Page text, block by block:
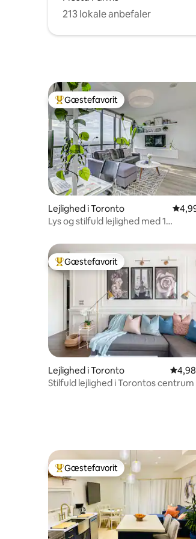
213 lokale anbefaler
Bedste gæstefavorit
Gæstefavorit
Lejlighed i Toronto 4,99
Lys og stilfuld lejlighed med 1
Bedste gæstefavorit
Gæstefavorit
Lejlighed i Toronto 4,98
Stilfuld lejlighed i Torontos centrum
Bedste gæstefavorit
Gæstefavorit